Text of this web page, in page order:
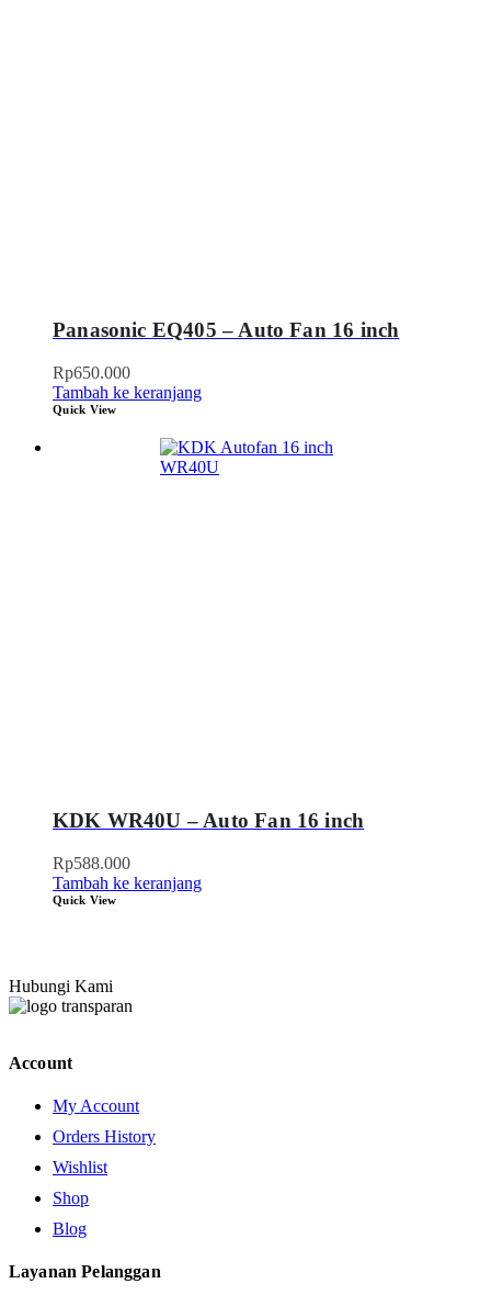
Panasonic EQ405 – Auto Fan 16 inch
Rp650.000
Tambah ke keranjang
Quick View
KDK WR40U – Auto Fan 16 inch
Rp588.000
Tambah ke keranjang
Quick View
Hubungi Kami
Account
My Account
Orders History
Wishlist
Shop
Blog
Layanan Pelanggan